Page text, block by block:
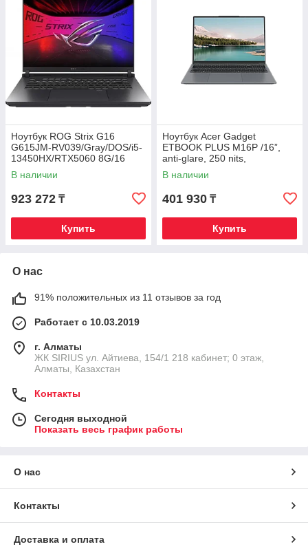
Ноутбук ROG Strix G16
G615JM-RV039/Gray/DOS/i5-
13450HX/RTX5060 8G/16
WUXGA 16:10 165Hz
300nt/D5 16G/1T PCIe/WF
В наличии
923 272 ₸
Купить
Ноутбук Acer Gadget
ETBOOK PLUS M16P /16”,
anti-glare, 250 nits,
1920x1200 resolution / Intel
Core i
В наличии
401 930 ₸
Купить
О нас
91% положительных из 11 отзывов за год
Работает с 10.03.2019
г. Алматы
​ЖК SIRIUS​ ул. Айтиева, 154/1​ 218 кабинет; 0 этаж,
Алматы, Казахстан
Контакты
Сегодня выходной
Показать весь график работы
О нас
Контакты
Доставка и оплата